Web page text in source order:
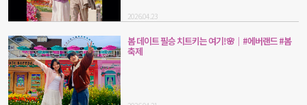
2026.04.23
봄 데이트 필승 치트키는 여기!🌸｜#에버랜드 #봄
축제